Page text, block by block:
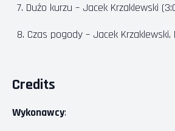
Dużo kurzu – Jacek Krzaklewski
Czas pogody – Jacek Krzaklewski,
Credits
Wykonawcy: